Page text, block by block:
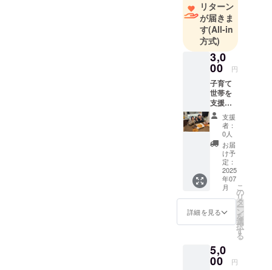
りました！
企業理念で
ある『たく
さんの笑顔
に出会いた
い』をテー
「本当に望
まれている
冷凍ミール
キットをみ
んなと作り
たい」と思
い立ち
今回クラウ
ドファン
挑戦しま
リターン
が届きま
す(All-in
方式)
3,0
00 円
子育て
世帯を
支援し
たい！
頑張っ
てほし
いと応
援頂け
る皆様
(御礼
メッ
セージ
付き)
支援
者：
0人
お届
け予
定：
2025
年07
月
詳細を見る
こ
の
リ
タ
ー
ン
を
選
択
す
る
5,0
00 円